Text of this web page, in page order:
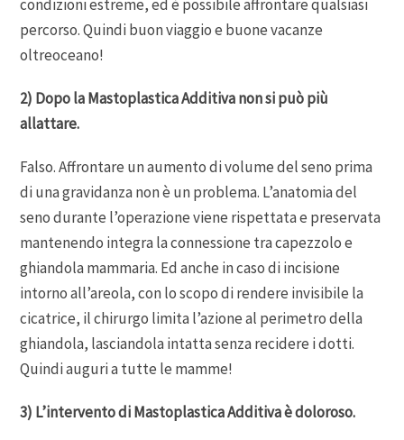
condizioni estreme, ed è possibile affrontare qualsiasi
percorso. Quindi buon viaggio e buone vacanze
oltreoceano!
2) Dopo la Mastoplastica Additiva non si può più
allattare.
Falso. Affrontare un aumento di volume del seno prima
di una gravidanza non è un problema. L’anatomia del
seno durante l’operazione viene rispettata e preservata
mantenendo integra la connessione tra capezzolo e
ghiandola mammaria. Ed anche in caso di incisione
intorno all’areola, con lo scopo di rendere invisibile la
cicatrice, il chirurgo limita l’azione al perimetro della
ghiandola, lasciandola intatta senza recidere i dotti.
Quindi auguri a tutte le mamme!
3) L’intervento di Mastoplastica Additiva è doloroso.